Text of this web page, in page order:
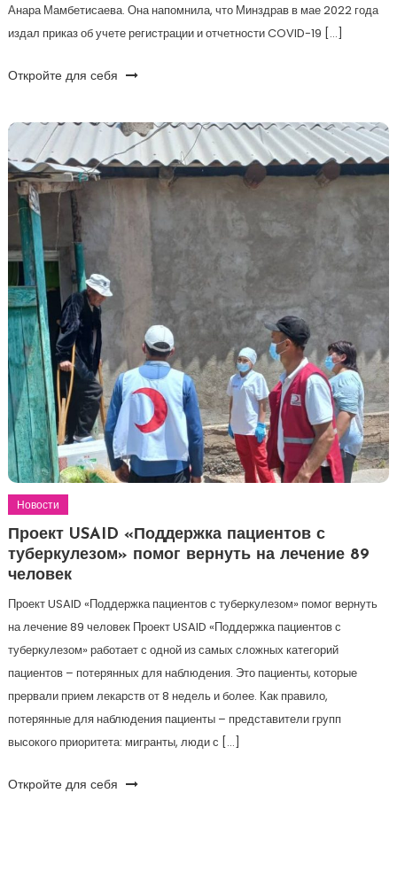
Анара Мамбетисаева. Она напомнила, что Минздрав в мае 2022 года
издал приказ об учете регистрации и отчетности COVID-19 […]
Откройте для себя
Новости
Проект USAID «Поддержка пациентов с
туберкулезом» помог вернуть на лечение 89
человек
Проект USAID «Поддержка пациентов с туберкулезом» помог вернуть
на лечение 89 человек Проект USAID «Поддержка пациентов с
туберкулезом» работает с одной из самых сложных категорий
пациентов – потерянных для наблюдения. Это пациенты, которые
прервали прием лекарств от 8 недель и более. Как правило,
потерянные для наблюдения пациенты – представители групп
высокого приоритета: мигранты, люди с […]
Откройте для себя